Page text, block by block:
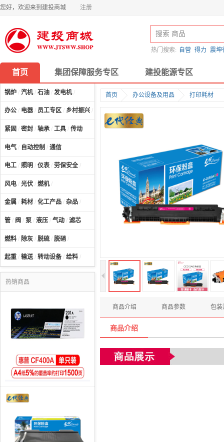
您好，欢迎来到建投商城 注册
热门搜索: 自营 得力 震坤
首页 集团保障服务专区 建投能源专区
锅炉 / 汽机/ 石油 / 发电机/
办公 / 电器 / 员工专区 / 乡村振兴 /
紧固 / 密封 / 轴承 / 工具 / 传动
电气 / 自动控制 / 通信
电工 / 照明 / 仪表 / 劳保安全 /
风电 / 光伏 / 燃机/
金属 / 耗材 / 化工产品 / 杂品 /
管 / 阀 / 泵 / 液压 / 气动 / 滤芯
燃料 / 除灰 / 脱硫 / 脱硝 /
起重 / 输送/ 转动设备 / 给料 /
热销商品
首页 办公设备及用品 打印耗材
商品介绍 商品参数 包装
商品介绍